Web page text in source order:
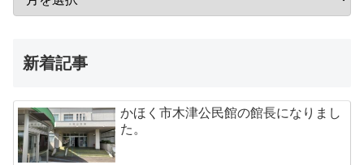
新着記事
かほく市木津公民館の館長になりまし
た。